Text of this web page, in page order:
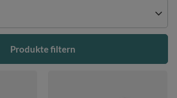
Produkte filtern